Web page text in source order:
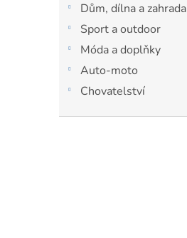
Dům, dílna a zahrada
Sport a outdoor
Móda a doplňky
Auto-moto
Chovatelství